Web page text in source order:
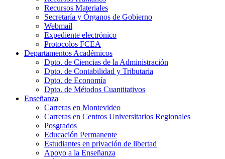
Recursos Materiales
Secretaría y Órganos de Gobierno
Webmail
Expediente electrónico
Protocolos FCEA
Departamentos Académicos
Dpto. de Ciencias de la Administración
Dpto. de Contabilidad y Tributaria
Dpto. de Economía
Dpto. de Métodos Cuantitativos
Enseñanza
Carreras en Montevideo
Carreras en Centros Universitarios Regionales
Posgrados
Educación Permanente
Estudiantes en privación de libertad
Apoyo a la Enseñanza